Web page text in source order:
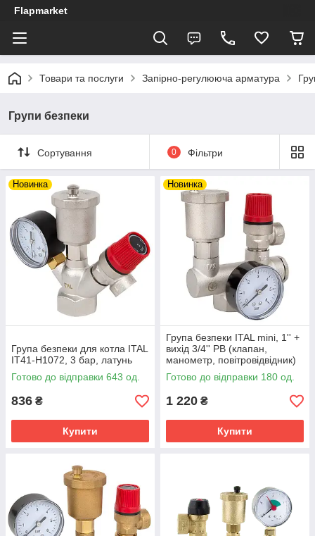
Flapmarket
Товари та послуги Запірно-регулююча арматура
Групи безпеки
Сортування 0 Фільтри
Новинка
Група безпеки для котла ITAL
IT41-H1072, 3 бар, латунь
Готово до відправки 643 од.
836 ₴
Купити
Новинка
Група безпеки ITAL mini, 1'' +
вихід 3/4'' РВ (клапан,
манометр, повітровідвідник)
Готово до відправки 180 од.
1 220 ₴
Купити